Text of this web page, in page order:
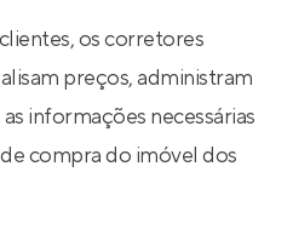
os corretores
preços, administram
informações necessárias
compra do imóvel dos